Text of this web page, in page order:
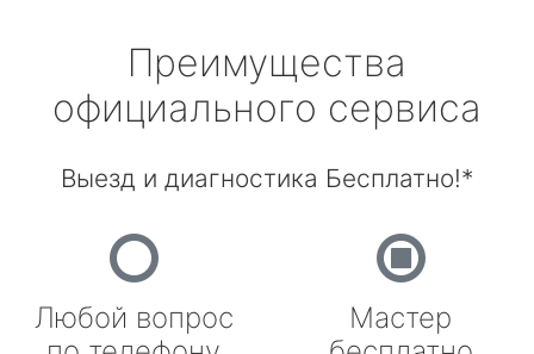
Преимущества
официального сервиса
Выезд и диагностика Бесплатно!*
Любой вопрос
Мастер